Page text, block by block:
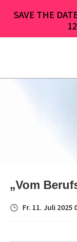
SAVE THE
„Vom
Fr. 11. Juli 2025